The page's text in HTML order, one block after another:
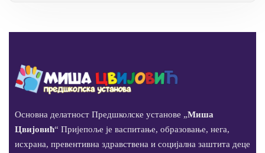
Основна делатност Предшколске установе „Миша
Цвијовић“ Пријепоље је васпитање, образовање, нега,
исхрана, превентивна здравствена и социјална заштита деце